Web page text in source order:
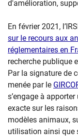
d'amélioration,
En février 2021,
sur le recours aux
réglementaires en
recherche publique
Par la signature de
menée par le
s’engage à
exacte sur les
modèles animaux,
utilisation ainsi que